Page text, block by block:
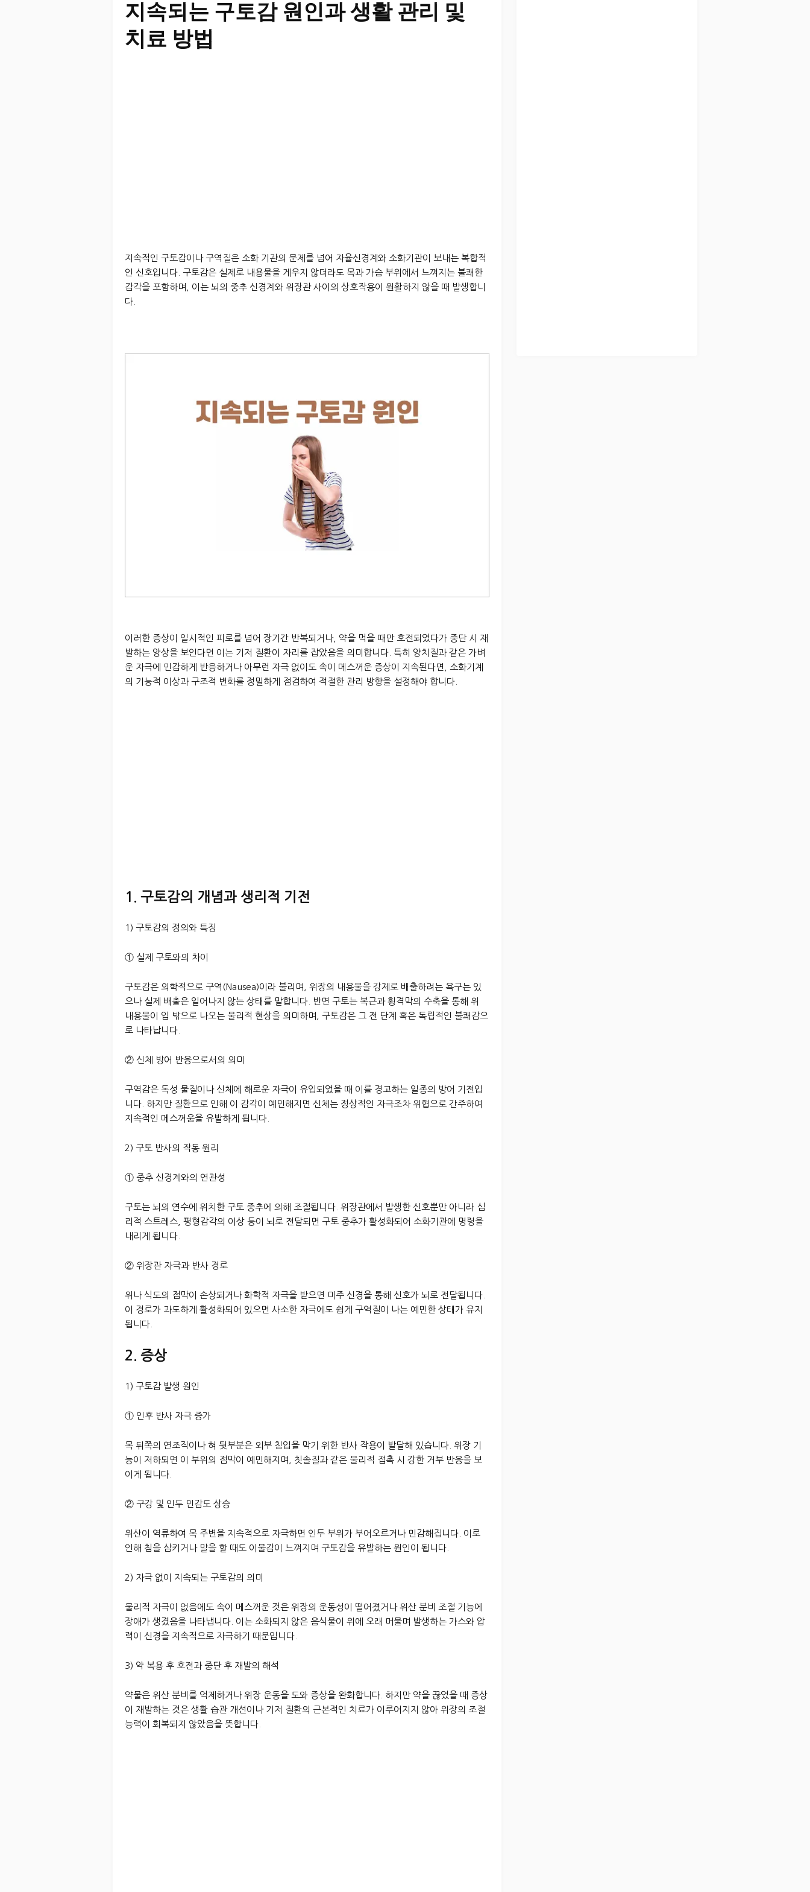
지속되는 구토감 원인과 생활 관리 및
치료 방법
지속적인 구토감이나 구역질은 소화 기관의 문제를 넘어 자율신경계와 소화기관이 보내는 복합적
인 신호입니다. 구토감은 실제로 내용물을 게우지 않더라도 목과 가슴 부위에서 느껴지는 불쾌한
감각을 포함하며, 이는 뇌의 중추 신경계와 위장관 사이의 상호작용이 원활하지 않을 때 발생합니
다.
이러한 증상이 일시적인 피로를 넘어 장기간 반복되거나, 약을 먹을 때만 호전되었다가 중단 시 재
발하는 양상을 보인다면 이는 기저 질환이 자리를 잡았음을 의미합니다. 특히 양치질과 같은 가벼
운 자극에 민감하게 반응하거나 아무런 자극 없이도 속이 메스꺼운 증상이 지속된다면, 소화기계
의 기능적 이상과 구조적 변화를 정밀하게 점검하여 적절한 관리 방향을 설정해야 합니다.
1. 구토감의 개념과 생리적 기전
1) 구토감의 정의와 특징
① 실제 구토와의 차이
구토감은 의학적으로 구역(Nausea)이라 불리며, 위장의 내용물을 강제로 배출하려는 욕구는 있
으나 실제 배출은 일어나지 않는 상태를 말합니다. 반면 구토는 복근과 횡격막의 수축을 통해 위
내용물이 입 밖으로 나오는 물리적 현상을 의미하며, 구토감은 그 전 단계 혹은 독립적인 불쾌감으
로 나타납니다.
② 신체 방어 반응으로서의 의미
구역감은 독성 물질이나 신체에 해로운 자극이 유입되었을 때 이를 경고하는 일종의 방어 기전입
니다. 하지만 질환으로 인해 이 감각이 예민해지면 신체는 정상적인 자극조차 위협으로 간주하여
지속적인 메스꺼움을 유발하게 됩니다.
2) 구토 반사의 작동 원리
① 중추 신경계와의 연관성
구토는 뇌의 연수에 위치한 구토 중추에 의해 조절됩니다. 위장관에서 발생한 신호뿐만 아니라 심
리적 스트레스, 평형감각의 이상 등이 뇌로 전달되면 구토 중추가 활성화되어 소화기관에 명령을
내리게 됩니다.
② 위장관 자극과 반사 경로
위나 식도의 점막이 손상되거나 화학적 자극을 받으면 미주 신경을 통해 신호가 뇌로 전달됩니다.
이 경로가 과도하게 활성화되어 있으면 사소한 자극에도 쉽게 구역질이 나는 예민한 상태가 유지
됩니다.
2. 증상
1) 구토감 발생 원인
① 인후 반사 자극 증가
목 뒤쪽의 연조직이나 혀 뒷부분은 외부 침입을 막기 위한 반사 작용이 발달해 있습니다. 위장 기
능이 저하되면 이 부위의 점막이 예민해지며, 칫솔질과 같은 물리적 접촉 시 강한 거부 반응을 보
이게 됩니다.
② 구강 및 인두 민감도 상승
위산이 역류하여 목 주변을 지속적으로 자극하면 인두 부위가 부어오르거나 민감해집니다. 이로
인해 침을 삼키거나 말을 할 때도 이물감이 느껴지며 구토감을 유발하는 원인이 됩니다.
2) 자극 없이 지속되는 구토감의 의미
물리적 자극이 없음에도 속이 메스꺼운 것은 위장의 운동성이 떨어졌거나 위산 분비 조절 기능에
장애가 생겼음을 나타냅니다. 이는 소화되지 않은 음식물이 위에 오래 머물며 발생하는 가스와 압
력이 신경을 지속적으로 자극하기 때문입니다.
3) 약 복용 후 호전과 중단 후 재발의 해석
약물은 위산 분비를 억제하거나 위장 운동을 도와 증상을 완화합니다. 하지만 약을 끊었을 때 증상
이 재발하는 것은 생활 습관 개선이나 기저 질환의 근본적인 치료가 이루어지지 않아 위장의 조절
능력이 회복되지 않았음을 뜻합니다.